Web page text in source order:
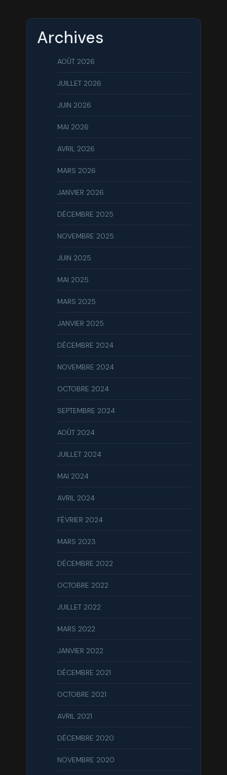
Archives
AOÛT 2026
JUILLET 2026
JUIN 2026
MAI 2026
AVRIL 2026
MARS 2026
JANVIER 2026
DÉCEMBRE 2025
NOVEMBRE 2025
JUIN 2025
MAI 2025
MARS 2025
JANVIER 2025
DÉCEMBRE 2024
NOVEMBRE 2024
OCTOBRE 2024
SEPTEMBRE 2024
AOÛT 2024
JUILLET 2024
MAI 2024
AVRIL 2024
FÉVRIER 2024
MARS 2023
DÉCEMBRE 2022
OCTOBRE 2022
JUILLET 2022
MARS 2022
JANVIER 2022
DÉCEMBRE 2021
OCTOBRE 2021
AVRIL 2021
DÉCEMBRE 2020
NOVEMBRE 2020